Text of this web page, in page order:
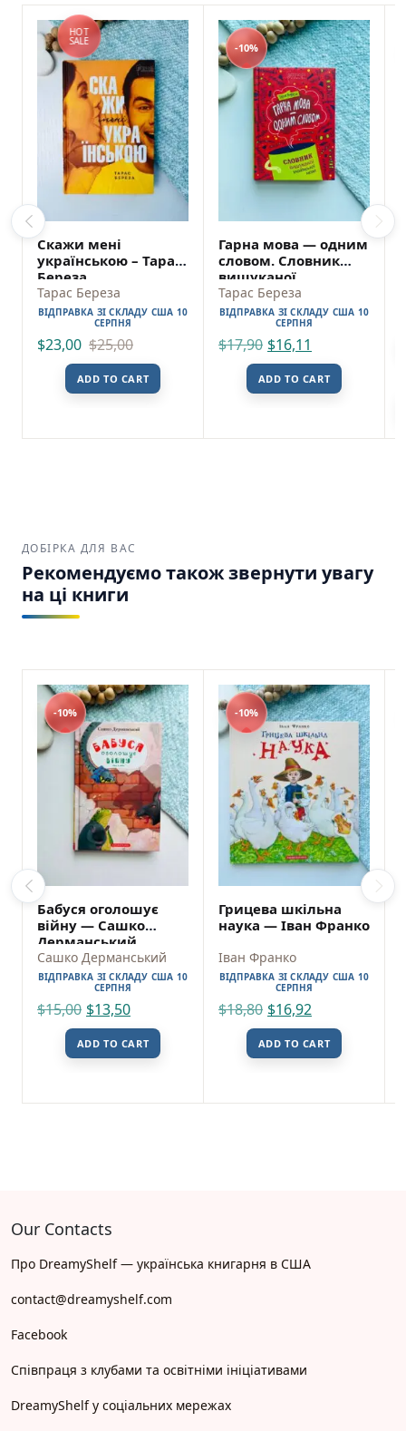
вишуканої української мови Тарас Береза
Апріорі SKU: 9786176298090 (978-617-629-
809-0)
HOT
SALE
Скажи мені
українською – Тарас
Береза
Тарас Береза
ВІДПРАВКА ЗІ СКЛАДУ США 10
СЕРПНЯ
$23,00 $25,00
ADD TO CART
-10%
Гарна мова — одним
словом. Словник
вишуканої
української мови —
Тарас Береза
Тарас Береза
ВІДПРАВКА ЗІ СКЛАДУ США 10
СЕРПНЯ
$17,90 $16,11
ADD TO CART
ДОБІРКА ДЛЯ ВАС
Рекомендуємо також звернути увагу
на ці книги
-10%
Бабуся оголошує
війну — Сашко
Дерманський
Сашко Дерманський
ВІДПРАВКА ЗІ СКЛАДУ США 10
СЕРПНЯ
$15,00 $13,50
ADD TO CART
-10%
Грицева шкільна
наука — Іван Франко
Іван Франко
ВІДПРАВКА ЗІ СКЛАДУ США 10
СЕРПНЯ
$18,80 $16,92
ADD TO CART
Our Contacts
Про DreamyShelf — українська книгарня в США
contact@dreamyshelf.com
Facebook
Співпраця з клубами та освітніми ініціативами
DreamyShelf у соціальних мережах